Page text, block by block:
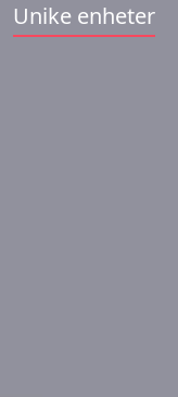
Unike enheter